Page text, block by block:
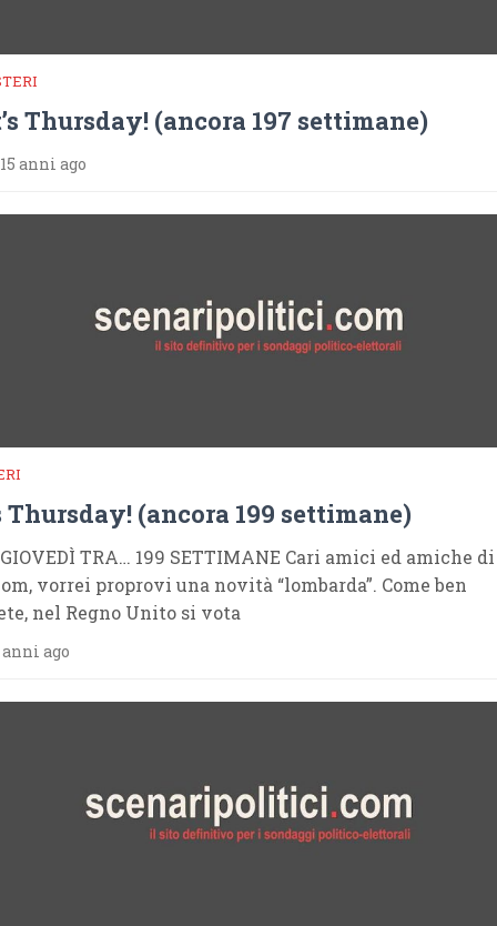
Thursday! (ancora 197 settimane)
anni ago
Thursday! (ancora 199 settimane)
TRA… 199 SETTIMANE Cari amici ed amiche di
vorrei proprovi una novità “lombarda”. Come ben
nel Regno Unito si vota
ago